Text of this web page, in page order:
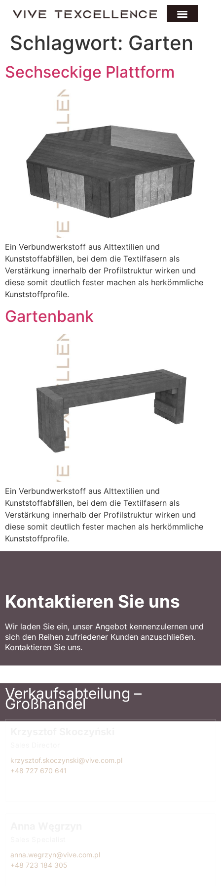
Schlagwort: Garten
Sechseckige Plattform
Ein Verbundwerkstoff aus Alttextilien und
Kunststoffabfällen, bei dem die Textilfasern als
Verstärkung innerhalb der Profilstruktur wirken und
diese somit deutlich fester machen als herkömmliche
Kunststoffprofile.
Gartenbank
Ein Verbundwerkstoff aus Alttextilien und
Kunststoffabfällen, bei dem die Textilfasern als
Verstärkung innerhalb der Profilstruktur wirken und
diese somit deutlich fester machen als herkömmliche
Kunststoffprofile.
Kontaktieren Sie uns
Wir laden Sie ein, unser Angebot kennenzulernen und
sich den Reihen zufriedener Kunden anzuschließen.
Kontaktieren Sie uns.
Verkaufsabteilung –
Großhandel
krzysztof.skoczynski@vive.com.pl
+48 727 670 641
anna.wegrzyn@vive.com.pl
+48 723 184 305